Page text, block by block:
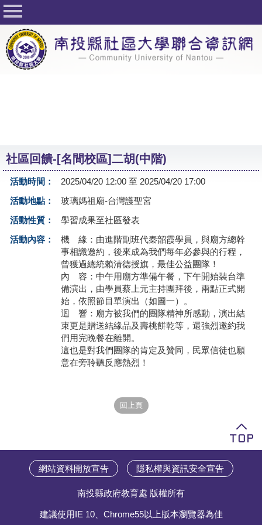
回首頁
關於社大
公佈欄
課程一覽表
志工與社團
友站連結
社區回饋-[名間校區]二胡(中階)
活動時間：
2025/04/20 12:00 至 2025/04/20 17:00
活動地點：
玻璃媽祖廟-台灣護聖宮
活動性質：
學習成果至社區發表
活動內容：
機 緣：由進階副班代秦韶霞學員，與廟方總幹
事相識邀約，後來成為我們每年必參與的行程，
曾獲過總統賴清德授旗，最佳公益團隊！
內 容：中午用廟方準備午餐，下午開始裝台準
備演出，由學員蔡上元主持團拜後，兩點正式開
始，依照節目單演出（如圖一）。
迴 響：廟方被我們的團隊精神所感動，演出結
束更是贈送結緣品及壽桃餅乾等，還強烈邀約我
們用完晚餐在離開。
這也是對我們團隊的肯定及贊同，民眾信徒也願
意在旁聆聽反應熱烈！
網站資料開放宣告 隱私權與資訊安全宣告
南投縣政府教育處 版權所有
建議使用IE 10、Chrome55以上版本瀏覽器為佳